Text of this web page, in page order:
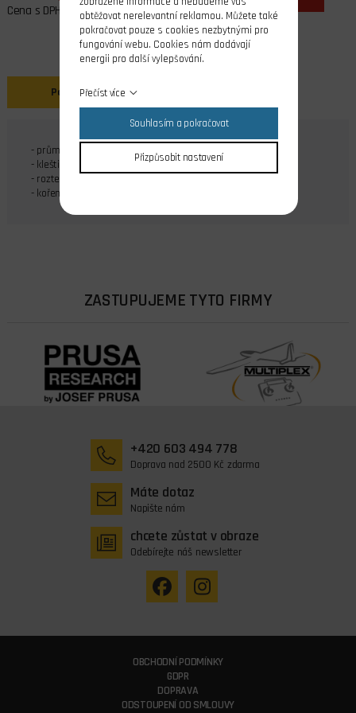
Cena s DPH
Popis
- průměr kužele 40 mm
- kleština 3 mm
- rozteč čepu 35 mm
- kořen listu 8mm
ZASTUPUJEME TYTO FIRMY
+420 603 494 778
Doprava nad 2500 Kč zdarma
Máte dotaz
Napište nám
chcete zůstat v obraze
Odebírejte náš newsletter
OBCHODNÍ PODMÍNKY
GDPR
DOPRAVA
ODSTOUPENÍ OD SMLOUVY
obtěžovat nerelevantní reklamou. Můžete také
pokračovat pouze s cookies nezbytnými pro
fungování webu. Cookies nám dodávají
energii pro další vylepšování.
Přečíst více
Souhlasím a pokračovat
Přizpůsobit nastavení